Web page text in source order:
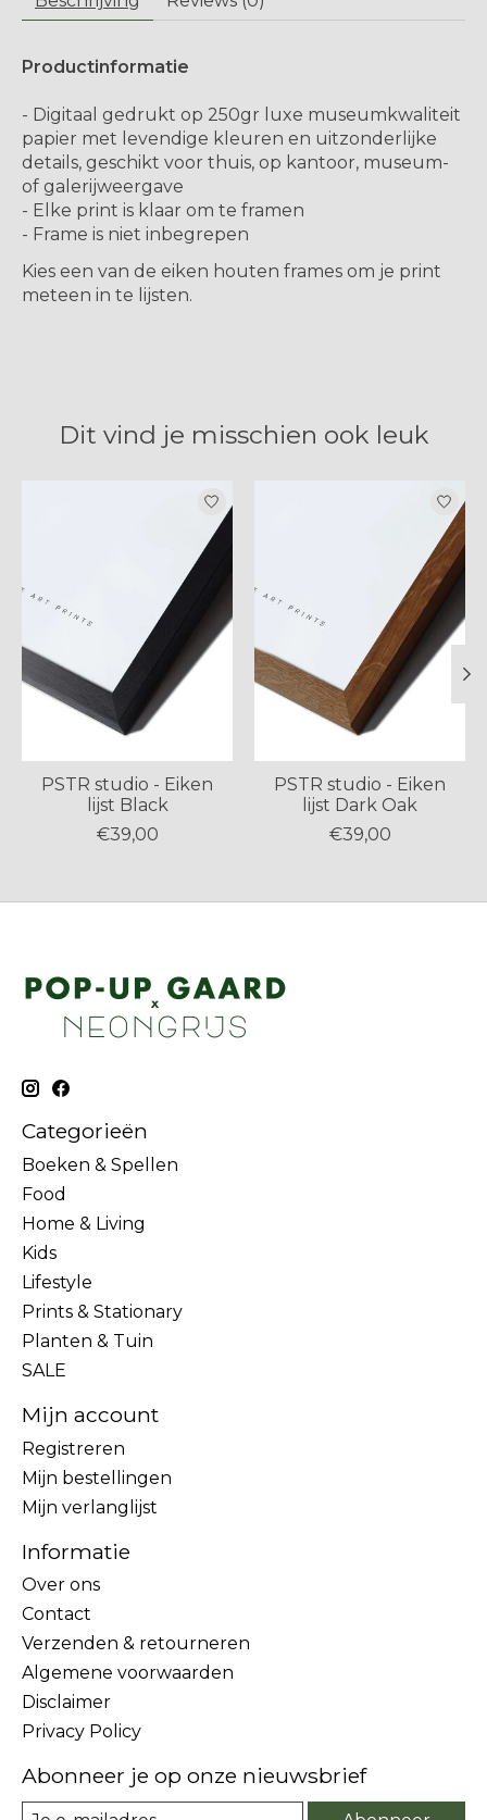
Productinformatie
- Digitaal gedrukt op 250gr luxe museumkwaliteit
papier met levendige kleuren en uitzonderlijke
details, geschikt voor thuis, op kantoor, museum-
of galerijweergave
- Elke print is klaar om te framen
- Frame is niet inbegrepen
Kies een van de eiken houten frames om je print
meteen in te lijsten.
Dit vind je misschien ook leuk
Items van productcarrousel
PSTR studio - Eiken
lijst Black
€39,00
PSTR studio - Eiken
lijst Dark Oak
€39,00
Categorieën
Boeken & Spellen
Food
Home & Living
Kids
Lifestyle
Prints & Stationary
Planten & Tuin
SALE
Mijn account
Registreren
Mijn bestellingen
Mijn verlanglijst
Informatie
Over ons
Contact
Verzenden & retourneren
Algemene voorwaarden
Disclaimer
Privacy Policy
Abonneer je op onze nieuwsbrief